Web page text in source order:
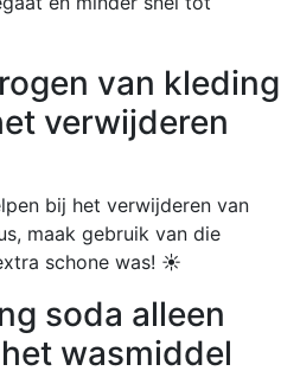
van kleding
verwijderen
bij het verwijderen van
maak gebruik van die
schone was! ☀️
soda alleen
wasmiddel